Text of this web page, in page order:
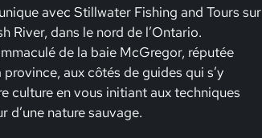
avec Stillwater Fishing and Tours sur
River, dans le nord de l’Ontario.
de la baie McGregor, réputée
aux côtés de guides qui s’y
culture en vous initiant aux techniques
nature sauvage.